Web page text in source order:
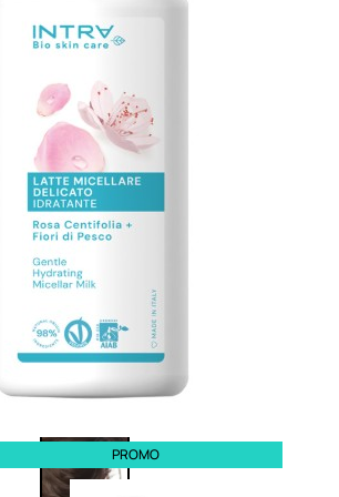
viso giorno
Trattamento
Trattamento
viso 24 ore
Trattamento
viso antietà
Trattamento
viso
idratante
Trattamento
collo e
décolleté
Trattamento
viso BB e CC
occhi
Trattamento
Detergenti
trattanti
Scrub
Maschere
Sieri
Cofanetti
viso
PROMO